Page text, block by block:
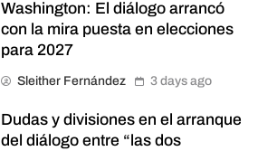
Washington: El diálogo arrancó
con la mira puesta en elecciones
para 2027
Sleither Fernández 3 days ago
Dudas y divisiones en el arranque
del diálogo entre “las dos